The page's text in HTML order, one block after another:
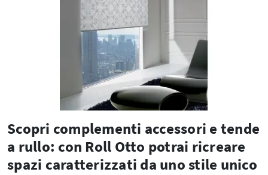
Scopri complementi accessori e tende
a rullo: con Roll Otto potrai ricreare
spazi caratterizzati da uno stile unico